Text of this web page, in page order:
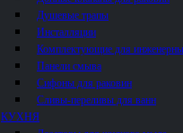
Душевые трапы
Инсталляции
Комплектующие для
Панели смыва
Сифоны для раковин
Сливы-переливы для ванн
КУХНЯ